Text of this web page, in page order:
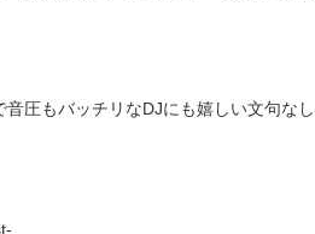
音圧もバッチリなDJにも嬉しい文句な